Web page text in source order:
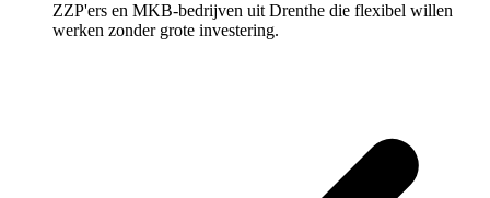
ZZP'ers en MKB-bedrijven uit Drenthe die flexibel willen
werken zonder grote investering.